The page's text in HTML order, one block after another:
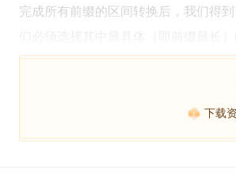
完成所有前缀的区间转换后，我们得
们必须选择其中最具体（即前缀最长
下载